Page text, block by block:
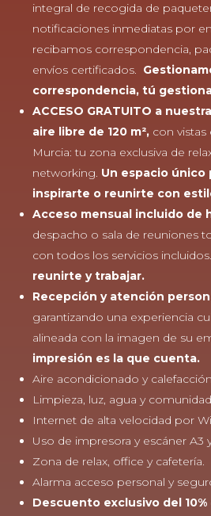
integral de recogida de
notificaciones inmediatas por
recibamos correspondencia,
envíos certificados.
correspondencia, tú
ACCESO GRATUITO a
aire libre de 120 m², con vistas
Murcia: tu zona exclusiva de
networking. Un espacio único
inspirarte o reunirte con
Acceso mensual incluido de
despacho o sala de reuniones
con todos los servicios incluidos.
reunirte y trabajar.
Recepción y atención
garantizando una experiencia
alineada con la imagen de su
impresión es la que cuenta.
Aire acondicionado y
Limpieza, luz, agua y
Internet de alta velocidad por
Uso de impresora y escáner A3
Zona de relax, office y cafetería.
Alarma acceso personal y
Descuento exclusivo del 10%